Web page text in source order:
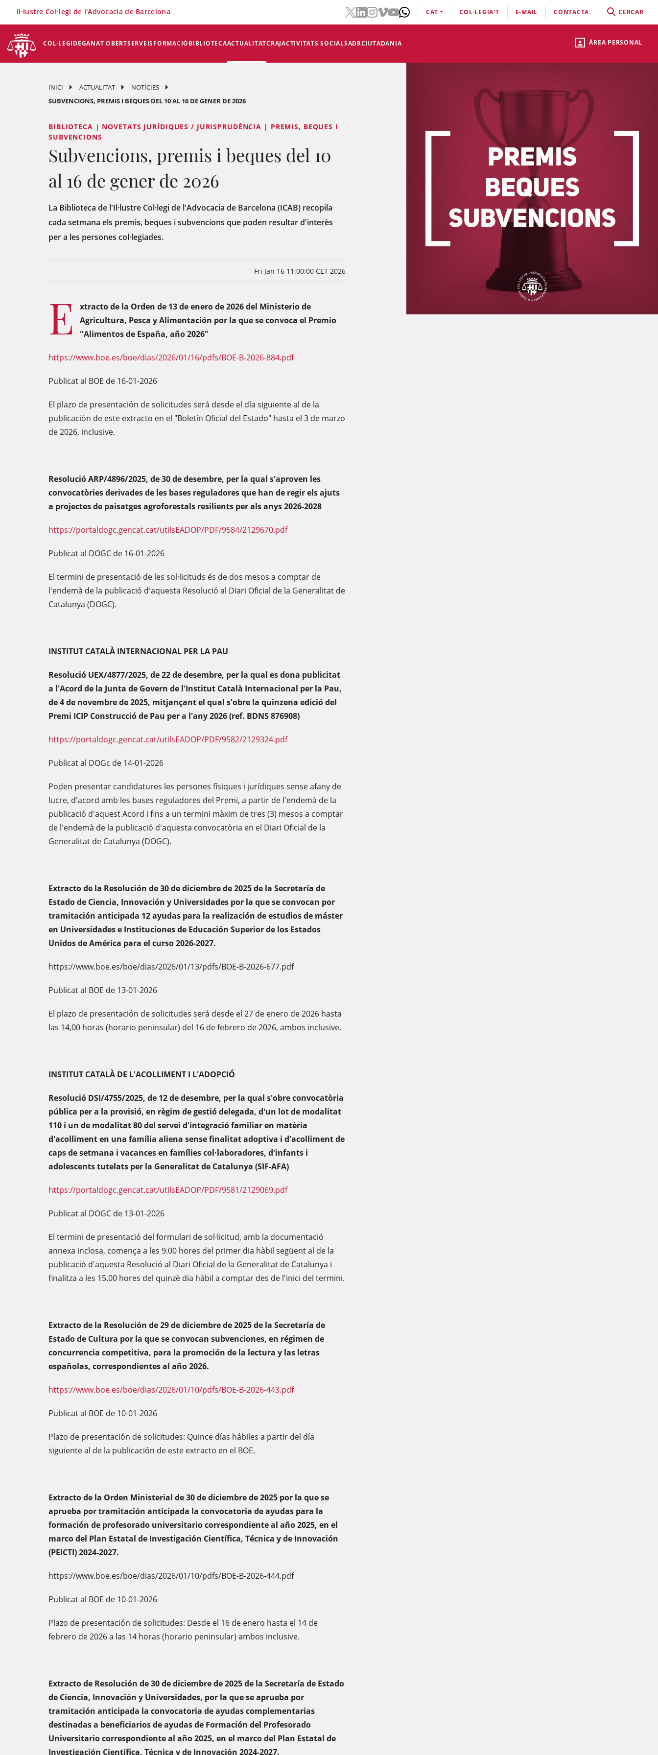
ÀREA PERSONAL
COL·LEGIDEGANAT OBERTSERVEISFORMACIÓBIBLIOTECAACTUALITATCRAJACTIVITATS SOCIALSADRCIUTADANIA
Il·lustre Col·legi de l'Advocacia de Barcelona CAT COL·LEGIA'T E-MAIL CONTACTA CERCAR
INICI ACTUALITAT
NOTÍCIES
SUBVENCIONS, PREMIS I BEQUES DEL 10 AL 16 DE GENER DE 2026
BIBLIOTECA | NOVETATS JURÍDIQUES / JURISPRUDÈNCIA | PREMIS, BEQUES I
SUBVENCIONS
Subvencions, premis i beques del 10
al 16 de gener de 2026
La Biblioteca de l'Il·lustre Col·legi de l'Advocacia de Barcelona (ICAB) recopila
cada setmana els premis, beques i subvencions que poden resultar d'interès
per a les persones col·legiades.
Fri Jan 16 11:00:00 CET 2026
E
xtracto de la Orden de 13 de enero de 2026 del Ministerio de
Agricultura, Pesca y Alimentación por la que se convoca el Premio
"Alimentos de España, año 2026"
https://www.boe.es/boe/dias/2026/01/16/pdfs/BOE-B-2026-884.pdf
Publicat al BOE de 16-01-2026
El plazo de presentación de solicitudes será desde el día siguiente al de la
publicación de este extracto en el "Boletín Oficial del Estado" hasta el 3 de marzo
de 2026, inclusive.
Resolució ARP/4896/2025, de 30 de desembre, per la qual s'aproven les
convocatòries derivades de les bases reguladores que han de regir els ajuts
a projectes de paisatges agroforestals resilients per als anys 2026-2028
https://portaldogc.gencat.cat/utilsEADOP/PDF/9584/2129670.pdf
Publicat al DOGC de 16-01-2026
El termini de presentació de les sol·licituds és de dos mesos a comptar de
l'endemà de la publicació d'aquesta Resolució al Diari Oficial de la Generalitat de
Catalunya (DOGC).
INSTITUT CATALÀ INTERNACIONAL PER LA PAU
Resolució UEX/4877/2025, de 22 de desembre, per la qual es dona publicitat
a l'Acord de la Junta de Govern de l'Institut Català Internacional per la Pau,
de 4 de novembre de 2025, mitjançant el qual s'obre la quinzena edició del
Premi ICIP Construcció de Pau per a l'any 2026 (ref. BDNS 876908)
https://portaldogc.gencat.cat/utilsEADOP/PDF/9582/2129324.pdf
Publicat al DOGc de 14-01-2026
Poden presentar candidatures les persones físiques i jurídiques sense afany de
lucre, d'acord amb les bases reguladores del Premi, a partir de l'endemà de la
publicació d'aquest Acord i fins a un termini màxim de tres (3) mesos a comptar
de l'endemà de la publicació d'aquesta convocatòria en el Diari Oficial de la
Generalitat de Catalunya (DOGC).
Extracto de la Resolución de 30 de diciembre de 2025 de la Secretaría de
Estado de Ciencia, Innovación y Universidades por la que se convocan por
tramitación anticipada 12 ayudas para la realización de estudios de máster
en Universidades e Instituciones de Educación Superior de los Estados
Unidos de América para el curso 2026-2027.
https://www.boe.es/boe/dias/2026/01/13/pdfs/BOE-B-2026-677.pdf
Publicat al BOE de 13-01-2026
El plazo de presentación de solicitudes será desde el 27 de enero de 2026 hasta
las 14,00 horas (horario peninsular) del 16 de febrero de 2026, ambos inclusive.
INSTITUT CATALÀ DE L'ACOLLIMENT I L'ADOPCIÓ
Resolució DSI/4755/2025, de 12 de desembre, per la qual s'obre convocatòria
pública per a la provisió, en règim de gestió delegada, d'un lot de modalitat
110 i un de modalitat 80 del servei d'integració familiar en matèria
d'acolliment en una família aliena sense finalitat adoptiva i d'acolliment de
caps de setmana i vacances en famílies col·laboradores, d'infants i
adolescents tutelats per la Generalitat de Catalunya (SIF-AFA)
https://portaldogc.gencat.cat/utilsEADOP/PDF/9581/2129069.pdf
Publicat al DOGC de 13-01-2026
El termini de presentació del formulari de sol·licitud, amb la documentació
annexa inclosa, comença a les 9.00 hores del primer dia hàbil següent al de la
publicació d'aquesta Resolució al Diari Oficial de la Generalitat de Catalunya i
finalitza a les 15.00 hores del quinzè dia hàbil a comptar des de l'inici del termini.
Extracto de la Resolución de 29 de diciembre de 2025 de la Secretaría de
Estado de Cultura por la que se convocan subvenciones, en régimen de
concurrencia competitiva, para la promoción de la lectura y las letras
españolas, correspondientes al año 2026.
https://www.boe.es/boe/dias/2026/01/10/pdfs/BOE-B-2026-443.pdf
Publicat al BOE de 10-01-2026
Plazo de presentación de solicitudes: Quince días hábiles a partir del día
siguiente al de la publicación de este extracto en el BOE.
Extracto de la Orden Ministerial de 30 de diciembre de 2025 por la que se
aprueba por tramitación anticipada la convocatoria de ayudas para la
formación de profesorado universitario correspondiente al año 2025, en el
marco del Plan Estatal de Investigación Científica, Técnica y de Innovación
(PEICTI) 2024-2027.
https://www.boe.es/boe/dias/2026/01/10/pdfs/BOE-B-2026-444.pdf
Publicat al BOE de 10-01-2026
Plazo de presentación de solicitudes: Desde el 16 de enero hasta el 14 de
febrero de 2026 a las 14 horas (horario peninsular) ambos inclusive.
Extracto de Resolución de 30 de diciembre de 2025 de la Secretaría de Estado
de Ciencia, Innovación y Universidades, por la que se aprueba por
tramitación anticipada la convocatoria de ayudas complementarias
destinadas a beneficiarios de ayudas de Formación del Profesorado
Universitario correspondiente al año 2025, en el marco del Plan Estatal de
Investigación Científica, Técnica y de Innovación 2024-2027.